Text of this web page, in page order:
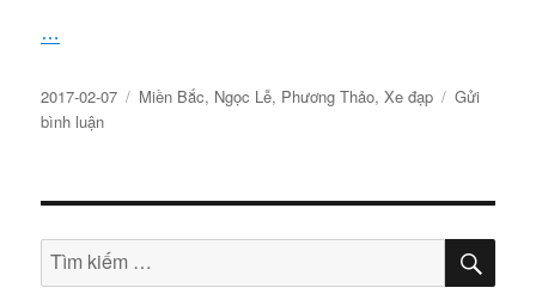
…
Đăng
ngày
2017-02-07
Chuyên
Miền Bắc, Ngọc Lễ, Phương Thảo,Xe đạp
Gửi
bình luậnvề
ơi
Thảo
–
Tìm
kiếm:
TÌM